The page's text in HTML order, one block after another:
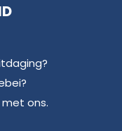
met ons.